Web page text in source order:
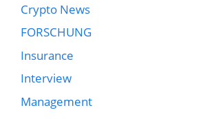
Crypto News
FORSCHUNG
Insurance
Interview
Management